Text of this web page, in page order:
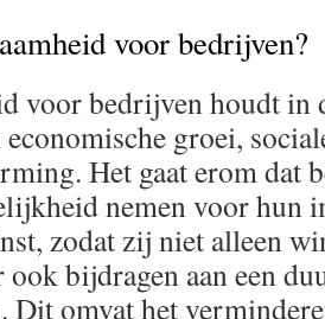
voor bedrijven?
voor bedrijven houdt in
economische groei,
Het gaat erom dat
nemen voor hun
zodat zij niet alleen
bijdragen aan een
Dit omvat het